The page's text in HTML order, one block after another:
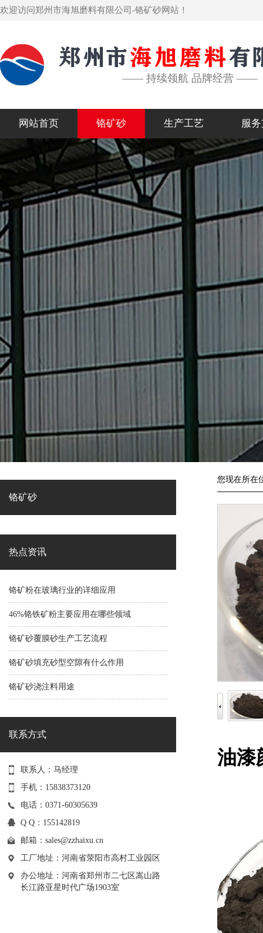
欢迎访问郑州市海旭磨料有限公司-铬矿砂网站！
—— 持续领航 品牌经营 ——
网站首页 铬矿砂 生产工艺 服
铬矿砂
热点资讯
铬矿粉在玻璃行业的详细应用
46%铬铁矿粉主要应用在哪些领域
铬矿砂覆膜砂生产工艺流程
铬矿砂填充砂型空隙有什么作用
铬矿砂浇注料用途
联系方式
联系人：马经理
手机：15838373120
电话：0371-60305639
Q Q：155142819
邮箱： sales@zzhaixu.cn
工厂地址：河南省荥阳市高村工业园区
办公地址：河南省郑州市二七区嵩山路
长江路亚星时代广场1903室
您现在所在
油漆